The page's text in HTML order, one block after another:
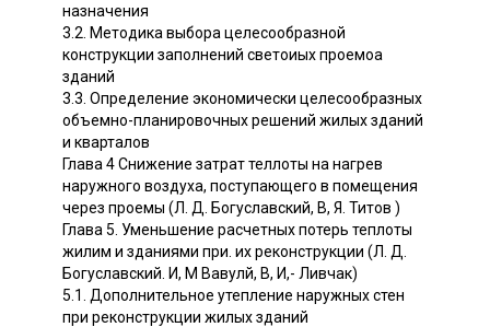
назначения
3.2. Методика выбора целесообразной
конструкции заполнений светоиых проемоа
зданий
3.3. Определение экономически целесообразных
объемно-планировочных решений жилых зданий
и кварталов
Глава 4 Снижение затрат теллоты на нагрев
наружного воздуха, поступающего в помещения
через проемы (Л. Д. Богуславский, В, Я. Титов )
Глава 5. Уменьшение расчетных потерь теплоты
жилим и зданиями при. их реконструкции (Л. Д.
Богуславский. И, М Вавулй, В, И,- Ливчак)
5.1. Дополнительное утепление наружных стен
при реконструкции жилых зданий